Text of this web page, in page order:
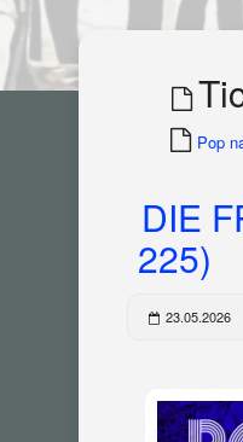
Pop
DIE
225)
23.05.2026